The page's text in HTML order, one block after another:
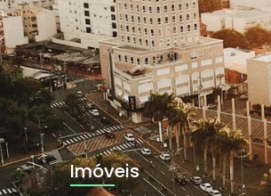
Imóveis